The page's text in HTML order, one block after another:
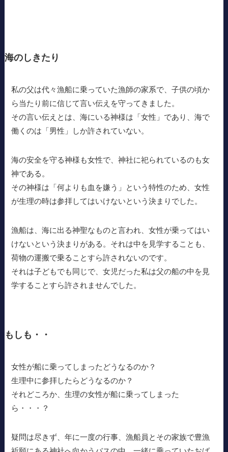
海のしきたり
私の父は代々漁船に乗っていた漁師の家系で、子供の頃か
ら当たり前に信じて言い伝えを守ってきました。
その言い伝えとは、海にいる神様は「女性」であり、海で
働くのは「男性」しか許されていない。
海の安全を守る神様も女性で、神社に祀られているのも女
神である。
その神様は「何よりも血を嫌う」という特性のため、女性
が生理の時は参拝してはいけないという決まりでした。
漁船は、海に出る神聖なものと言われ、女性が乗ってはい
けないという決まりがある。それは中を見学することも、
荷物の運搬で乗ることすら許されないのです。
それは子どもでも同じで、女児だった私は父の船の中を見
学することすら許されませんでした。
もしも・・
女性が船に乗ってしまったどうなるのか？
生理中に参拝したらどうなるのか？
それどころか、生理の女性が船に乗ってしまった
ら・・・？
疑問は尽きず、年に一度の行事、漁船員とその家族で豊漁